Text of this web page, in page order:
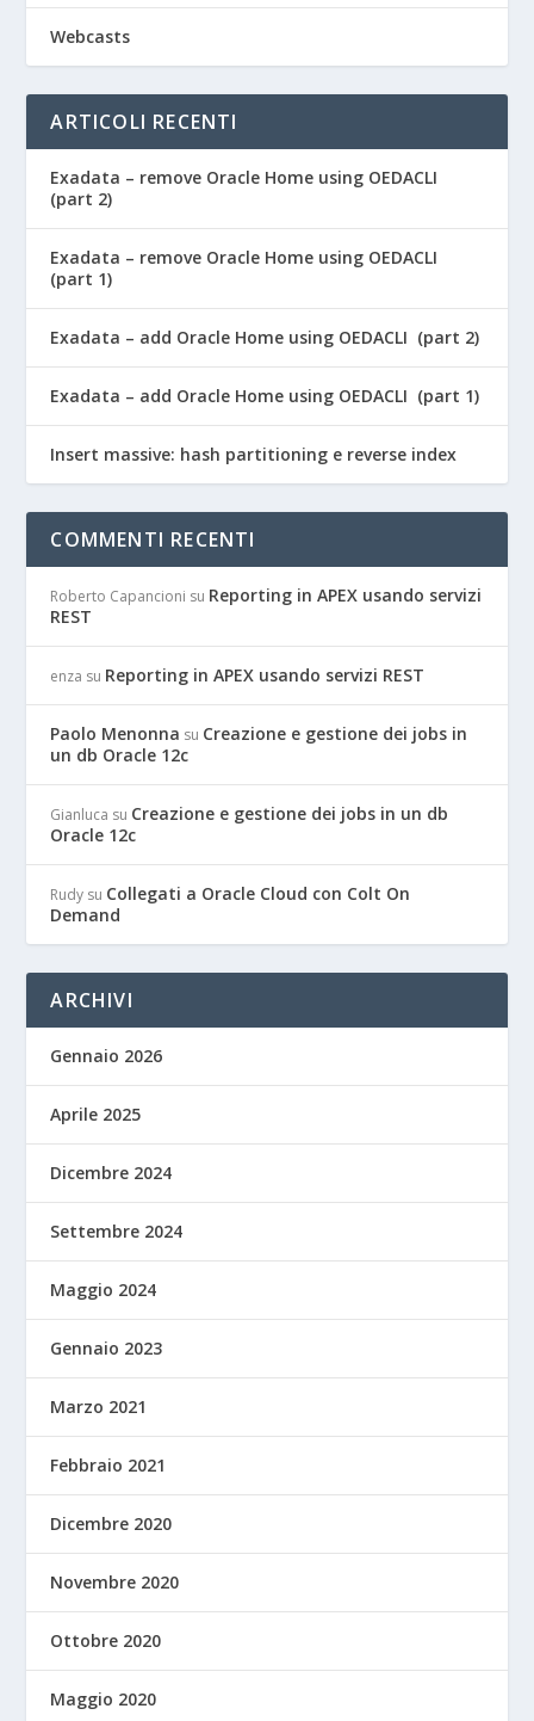
Webcasts
ARTICOLI RECENTI
Exadata – remove Oracle Home using OEDACLI
(part 2)
Exadata – remove Oracle Home using OEDACLI
(part 1)
Exadata – add Oracle Home using OEDACLI (part 2)
Exadata – add Oracle Home using OEDACLI (part 1)
Insert massive: hash partitioning e reverse index
COMMENTI RECENTI
Roberto Capancioni su Reporting in APEX usando servizi
REST
enza su Reporting in APEX usando servizi REST
Paolo Menonna su Creazione e gestione dei jobs in
un db Oracle 12c
Gianluca su Creazione e gestione dei jobs in un db
Oracle 12c
Rudy su Collegati a Oracle Cloud con Colt On
Demand
ARCHIVI
Gennaio 2026
Aprile 2025
Dicembre 2024
Settembre 2024
Maggio 2024
Gennaio 2023
Marzo 2021
Febbraio 2021
Dicembre 2020
Novembre 2020
Ottobre 2020
Maggio 2020